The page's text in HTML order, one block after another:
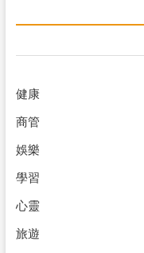
健康
商管
娛樂
學習
心靈
旅遊